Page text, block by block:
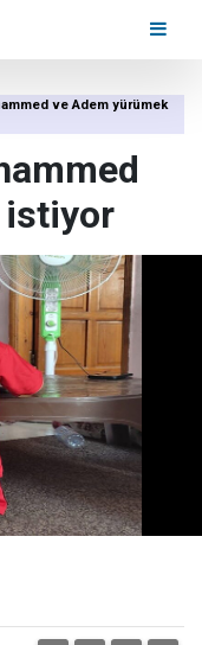
ve Adem yürümek
istiyor